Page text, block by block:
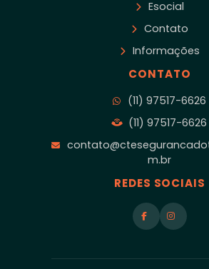
Esocial
Contato
Informações
CONTATO
(11) 97517-6626
(11) 97517-6626
m.br
REDES SOCIAIS